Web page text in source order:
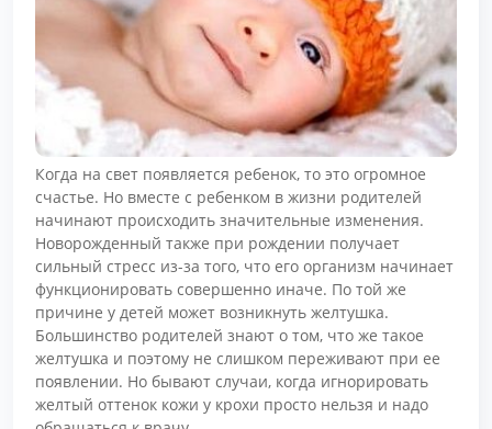
Когда на свет появляется ребенок, то это огромное
счастье. Но вместе с ребенком в жизни родителей
начинают происходить значительные изменения.
Новорожденный также при рождении получает
сильный стресс из-за того, что его организм начинает
функционировать совершенно иначе. По той же
причине у детей может возникнуть желтушка.
Большинство родителей знают о том, что же такое
желтушка и поэтому не слишком переживают при ее
появлении. Но бывают случаи, когда игнорировать
желтый оттенок кожи у крохи просто нельзя и надо